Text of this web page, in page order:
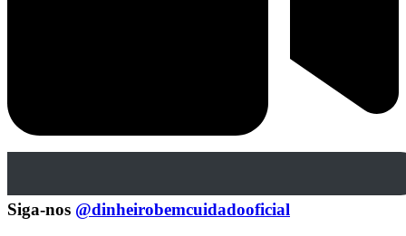
Siga-nos @dinheirobemcuidadooficial